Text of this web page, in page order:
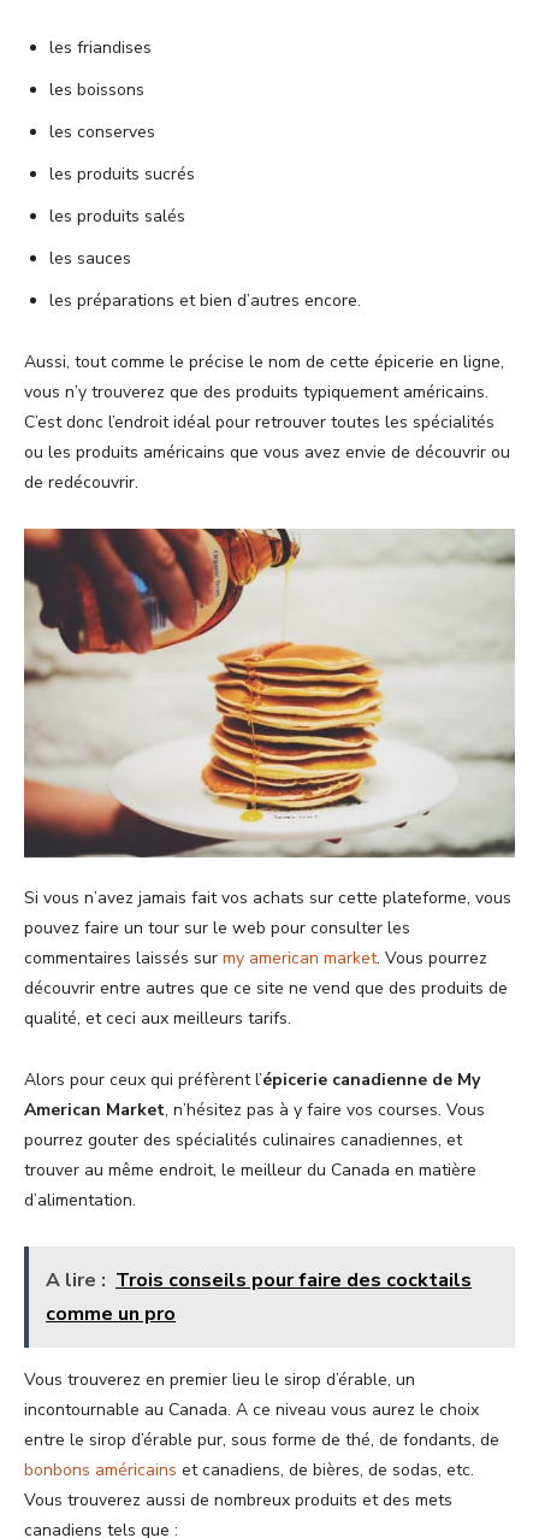
les friandises
les boissons
les conserves
les produits sucrés
les produits salés
les sauces
les préparations et bien d’autres encore.
Aussi, tout comme le précise le nom de cette épicerie en ligne,
vous n’y trouverez que des produits typiquement américains.
C’est donc l’endroit idéal pour retrouver toutes les spécialités
ou les produits américains que vous avez envie de découvrir ou
de redécouvrir.
Si vous n’avez jamais fait vos achats sur cette plateforme, vous
pouvez faire un tour sur le web pour consulter les
commentaires laissés sur my american market. Vous pourrez
découvrir entre autres que ce site ne vend que des produits de
qualité, et ceci aux meilleurs tarifs.
Alors pour ceux qui préfèrent l’épicerie canadienne de My
American Market, n’hésitez pas à y faire vos courses. Vous
pourrez gouter des spécialités culinaires canadiennes, et
trouver au même endroit, le meilleur du Canada en matière
d’alimentation.
A lire : Trois conseils pour faire des cocktails
comme un pro
Vous trouverez en premier lieu le sirop d’érable, un
incontournable au Canada. A ce niveau vous aurez le choix
entre le sirop d’érable pur, sous forme de thé, de fondants, de
bonbons américains et canadiens, de bières, de sodas, etc.
Vous trouverez aussi de nombreux produits et des mets
canadiens tels que :